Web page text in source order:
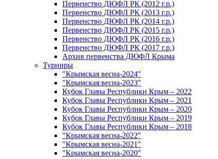
Первенство ДЮФЛ РК (2012 г.р.)
Первенство ДЮФЛ РК (2013 г.р.)
Первенство ДЮФЛ РК (2014 г.р.)
Первенство ДЮФЛ РК (2015 г.р.)
Первенство ДЮФЛ РК (2016 г.р.)
Первенство ДЮФЛ РК (2017 г.р.)
Архив первенства ДЮФЛ Крыма
Турниры
"Крымская весна-2024"
"Крымская весна-2023"
Кубок Главы Республики Крым – 2022
Кубок Главы Республики Крым – 2021
Кубок Главы Республики Крым – 2020
Кубок Главы Республики Крым – 2019
Кубок Главы Республики Крым – 2018
"Крымская весна-2022"
"Крымская весна-2021"
"Крымская весна-2020"